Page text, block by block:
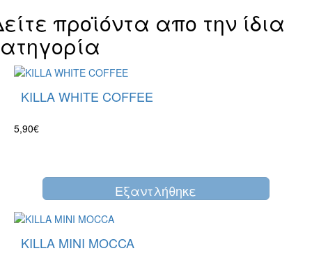
προϊόντα απο την ίδια
KILLA WHITE COFFEE
5,90€
Eξαντλήθηκε
KILLA MINI MOCCA